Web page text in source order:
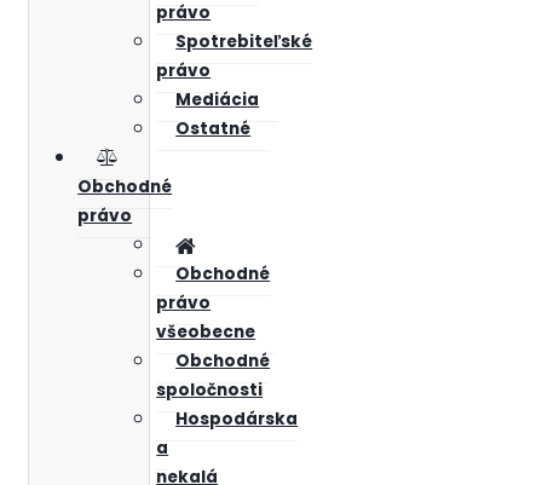
právo
Spotrebiteľské
právo
Mediácia
Ostatné
Obchodné
právo
Obchodné
právo
všeobecne
Obchodné
spoločnosti
Hospodárska
a
nekalá